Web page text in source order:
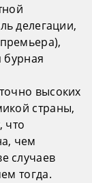
делегации,
бурная
высоких
страны,
что
чем
случаев
тогда.